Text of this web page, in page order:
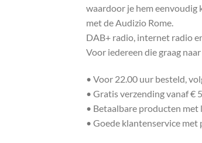
waardoor je hem eenvoudig
met de Audizio Rome.
DAB+ radio, internet radio
Voor iedereen die graag
• Voor 22.00 uur besteld,
• Gratis verzending vanaf €
• Betaalbare producten
• Goede klantenservice